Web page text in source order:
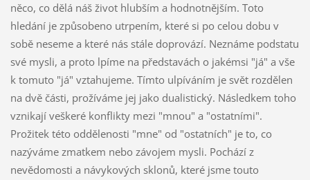
něco, co dělá náš život hlubším a hodnotnějším. Toto
hledání je způsobeno utrpením, které si po celou dobu v
sobě neseme a které nás stále doprovází. Neznáme podstatu
své mysli, a proto lpíme na představách o jakémsi "já" a vše
k tomuto "já" vztahujeme. Tímto ulpíváním je svět rozdělen
na dvě části, prožíváme jej jako dualistický. Následkem toho
vznikají veškeré konflikty mezi "mnou" a "ostatními".
Prožitek této oddělenosti "mne" od "ostatních" je to, co
nazýváme zmatkem nebo závojem mysli. Pochází z
nevědomosti a návykových sklonů, které jsme touto